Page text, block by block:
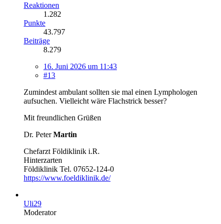
Reaktionen
1.282
Punkte
43.797
Beiträge
8.279
16. Juni 2026 um 11:43
#13
Zumindest ambulant sollten sie mal einen Lymphologen
aufsuchen. Vielleicht wäre Flachstrick besser?
Mit freundlichen Grüßen
Dr. PeterMartin
Chefarzt Földiklinik i.R.
Hinterzarten
Földiklinik Tel. 07652-124-0
https://www.foeldiklinik.de/
Uli29
Moderator